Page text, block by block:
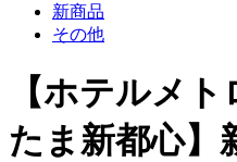
新商品
その他
【ホテルメ
たま新都心】